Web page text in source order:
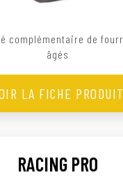
complémentaire de
âgés
LA FICHE PRODUIT
RACING PRO